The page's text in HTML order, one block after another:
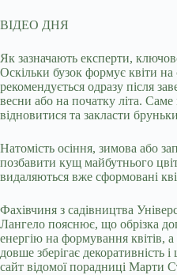
ВІДЕО ДНЯ
Як зазначають експерти,
Оскільки бузок формує квіти
рекомендується одразу після
весни або на початку літа.
відновитися та закласти
Натомість осіння, зимова або
позбавити кущ майбутнього
видаляються вже сформовані
Фахівчиня з садівництва
Лангело пояснює, що обрізка
енергію на формування квітів,
довше зберігає декоративність
сайт відомої порадниці Марти